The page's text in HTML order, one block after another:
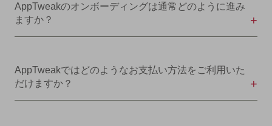
AppTweakのオンボーディングは通常どのように進み
ますか？
AppTweakではどのようなお支払い方法をご利用いた
だけますか？